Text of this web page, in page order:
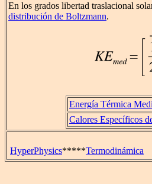
En los grados libertad traslacional
distribución de Boltzmann.
Energía Térmica
Calores Específicos
HyperPhysics*****Termodinámica